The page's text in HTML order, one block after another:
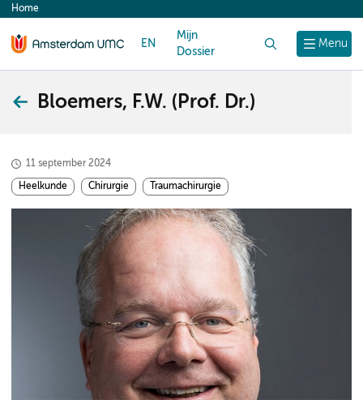
content
Menu
Home
EN
Mijn
Dossier
Bloemers, F.W. (Prof. Dr.)
11 september 2024
Heelkunde Chirurgie Traumachirurgie